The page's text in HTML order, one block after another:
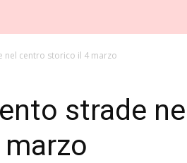
nel centro storico il 4 marzo
strade nel